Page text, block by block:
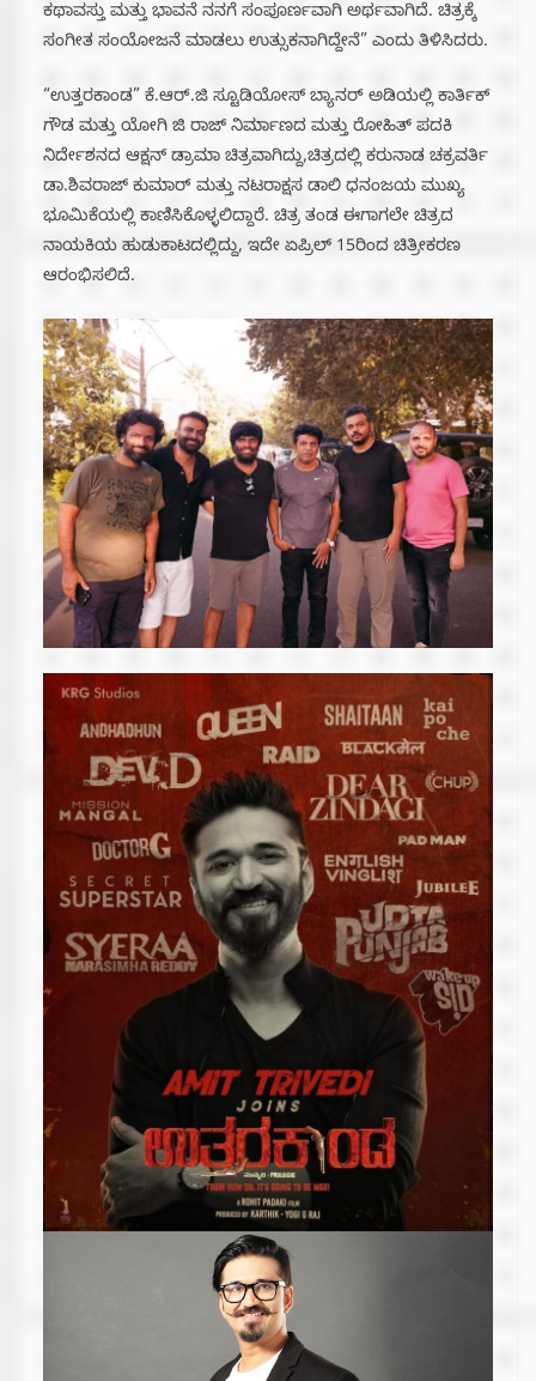
ಕಥಾವಸ್ತು ಮತ್ತು ಭಾವನೆ ನನಗೆ ಸಂಪೂರ್ಣವಾಗಿ ಅರ್ಥವಾಗಿದೆ‌. ಚಿತ್ರಕ್ಕೆ
ಸಂಗೀತ ಸಂಯೋಜನೆ ಮಾಡಲು ಉತ್ಸುಕನಾಗಿದ್ದೇನೆ” ಎಂದು ತಿಳಿಸಿದರು.
“ಉತ್ತರಕಾಂಡ” ಕೆ.ಆರ್.ಜಿ ಸ್ಟೂಡಿಯೋಸ್ ಬ್ಯಾನರ್ ಅಡಿಯಲ್ಲಿ ಕಾರ್ತಿಕ್
ಗೌಡ ಮತ್ತು ಯೋಗಿ‌ ಜಿ ರಾಜ್ ನಿರ್ಮಾಣದ ಮತ್ತು ರೋಹಿತ್ ಪದಕಿ
ನಿರ್ದೇಶನದ ಆಕ್ಷನ್ ಡ್ರಾಮಾ ಚಿತ್ರವಾಗಿದ್ದು,‌ಚಿತ್ರದಲ್ಲಿ ಕರುನಾಡ ಚಕ್ರವರ್ತಿ
ಡಾ.ಶಿವರಾಜ್ ಕುಮಾರ್ ಮತ್ತು ನಟರಾಕ್ಷಸ ಡಾಲಿ‌ ಧನಂಜಯ ಮುಖ್ಯ
ಭೂಮಿಕೆಯಲ್ಲಿ ಕಾಣಿಸಿಕೊಳ್ಳಲಿದ್ದಾರೆ. ಚಿತ್ರ ತಂಡ ಈಗಾಗಲೇ ಚಿತ್ರದ
ನಾಯಕಿಯ ಹುಡುಕಾಟದಲ್ಲಿದ್ದು, ಇದೇ ಏಪ್ರಿಲ್ 15ರಿಂದ ಚಿತ್ರೀಕರಣ
ಆರಂಭಿಸಲಿದೆ.